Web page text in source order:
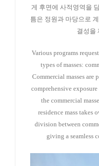
게 후면에 사적영역을
틈은 정원과 마당으로
결성을
Various programs
types of masses:
Commercial masses are
comprehensive
the commercial
residence mass takes
division between
giving a seamless